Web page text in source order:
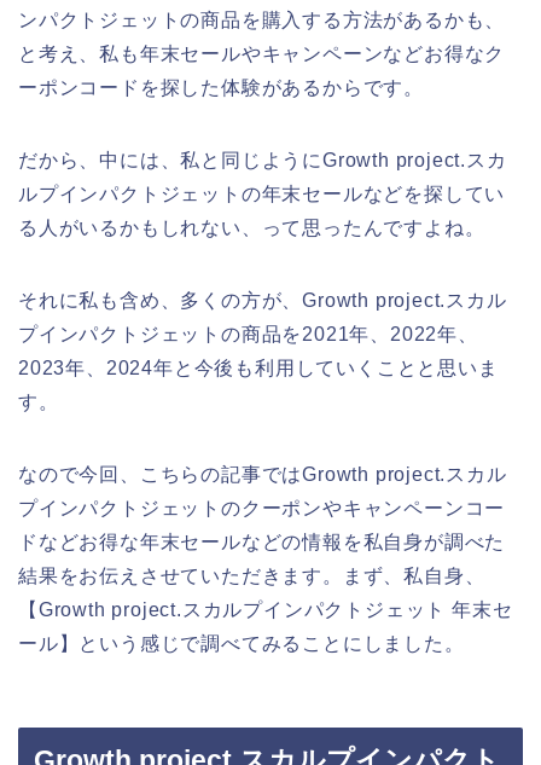
ンパクトジェットの商品を購入する方法があるかも、
と考え、私も年末セールやキャンペーンなどお得なク
ーポンコードを探した体験があるからです。
だから、中には、私と同じようにGrowth project.スカ
ルプインパクトジェットの年末セールなどを探してい
る人がいるかもしれない、って思ったんですよね。
それに私も含め、多くの方が、Growth project.スカル
プインパクトジェットの商品を2021年、2022年、
2023年、2024年と今後も利用していくことと思いま
す。
なので今回、こちらの記事ではGrowth project.スカル
プインパクトジェットのクーポンやキャンペーンコー
ドなどお得な年末セールなどの情報を私自身が調べた
結果をお伝えさせていただきます。まず、私自身、
【Growth project.スカルプインパクトジェット 年末セ
ール】という感じで調べてみることにしました。